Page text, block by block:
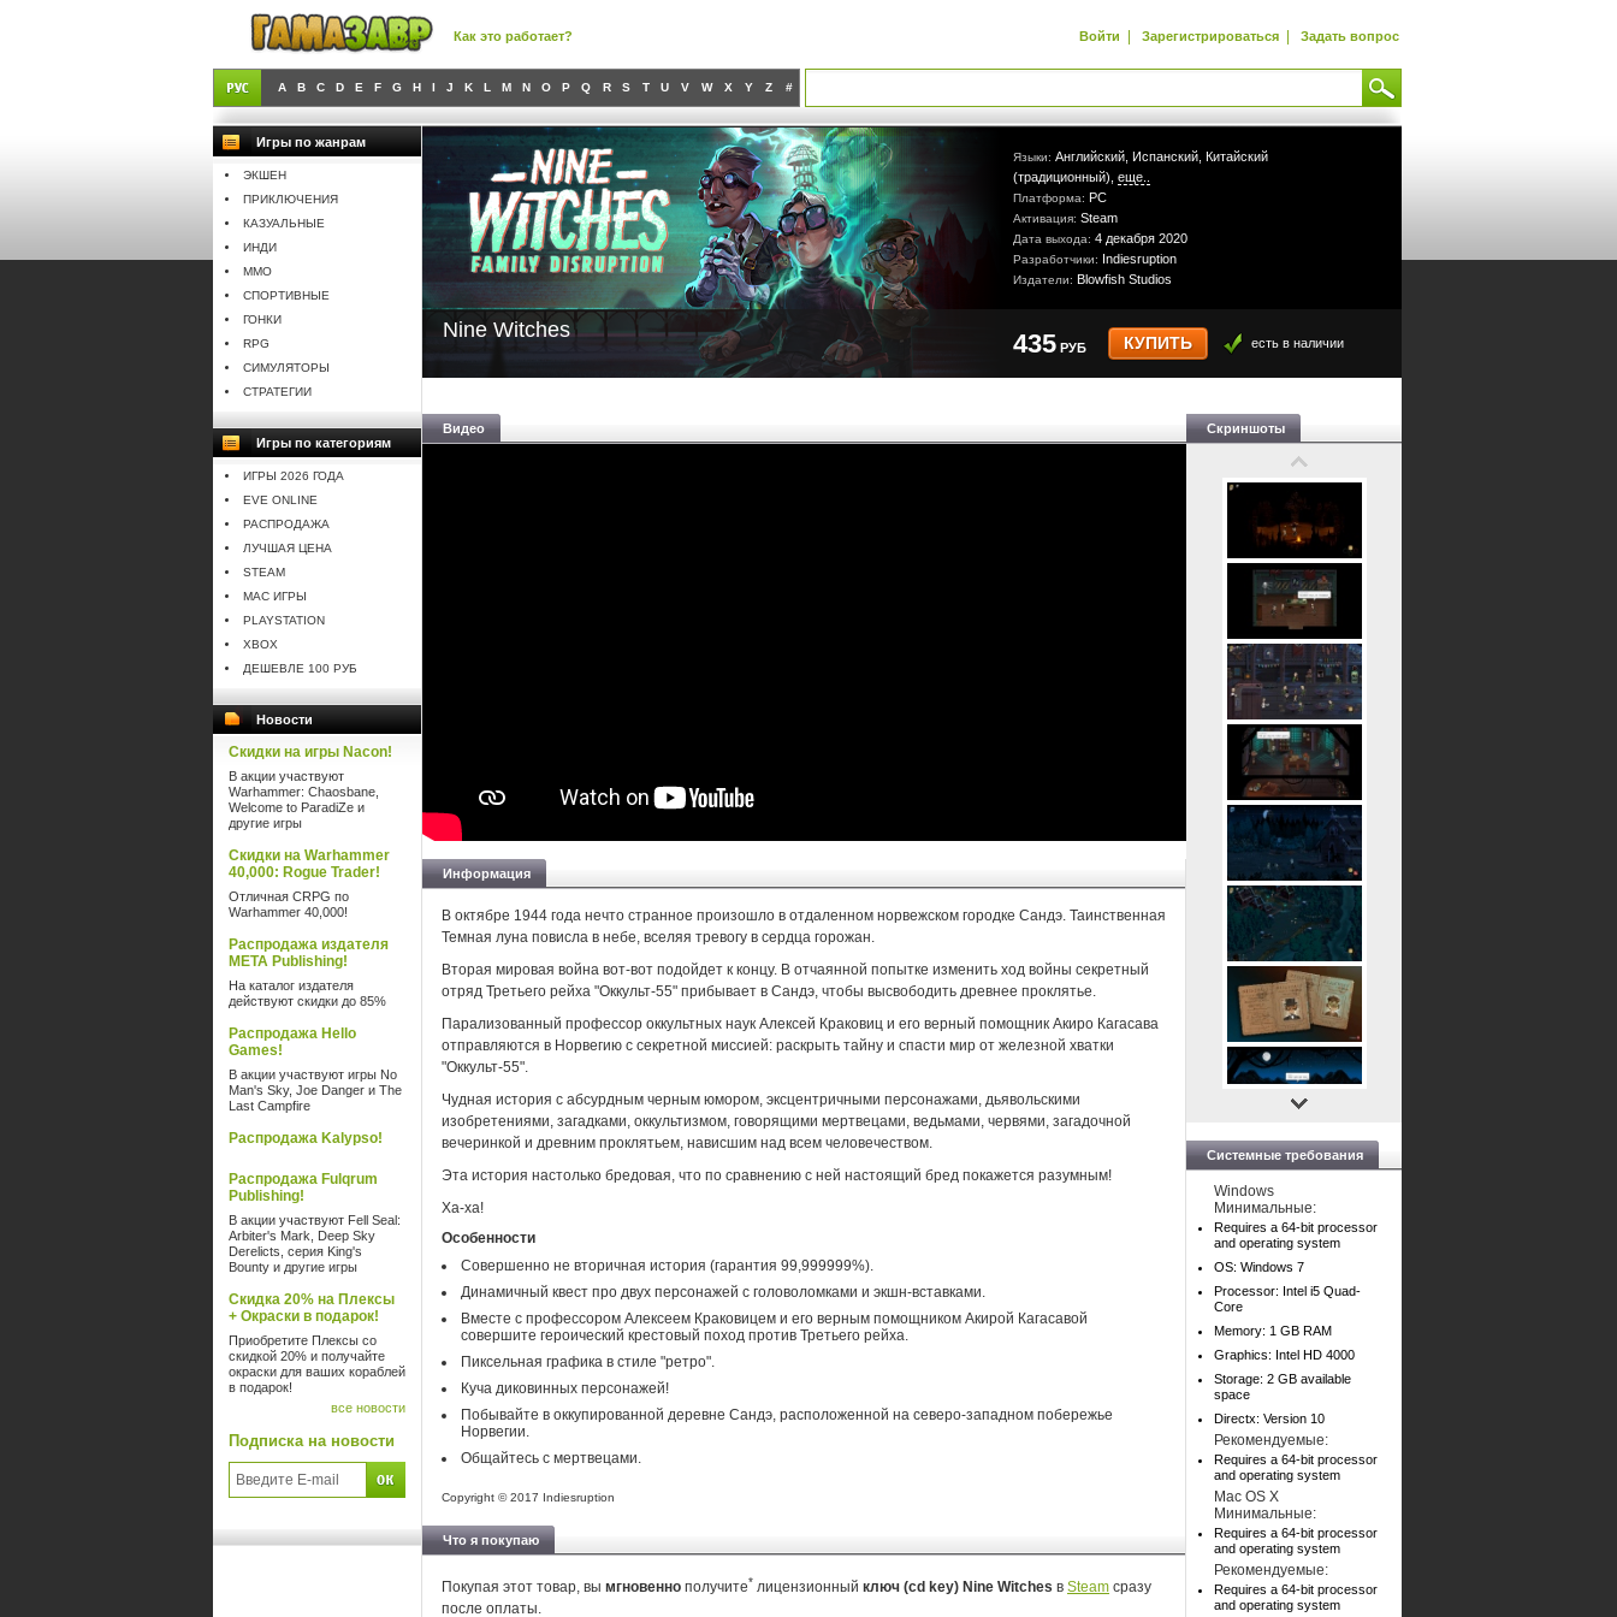
Как это работает? Войти | Зарегистрироваться | Задать вопрос
A B C D E F G H I J K L M N O P Q R S T U V W X Y Z #
Игры по жанрам
ЭКШЕН
ПРИКЛЮЧЕНИЯ
КАЗУАЛЬНЫЕ
ИНДИ
MMO
СПОРТИВНЫЕ
ГОНКИ
RPG
СИМУЛЯТОРЫ
СТРАТЕГИИ
Игры по категориям
ИГРЫ 2026 ГОДА
EVE ONLINE
РАСПРОДАЖА
ЛУЧШАЯ ЦЕНА
STEAM
MAC ИГРЫ
PLAYSTATION
XBOX
ДЕШЕВЛЕ 100 РУБ
Новости
Скидки на игры Nacon!
В акции участвуют
Warhammer: Chaosbane,
Welcome to ParadiZe и
другие игры
Скидки на Warhammer
40,000: Rogue Trader!
Отличная CRPG по
Warhammer 40,000!
Распродажа издателя
META Publishing!
На каталог издателя
действуют скидки до 85%
Распродажа Hello
Games!
В акции участвуют игры No
Man's Sky, Joe Danger и The
Last Campfire
Распродажа Kalypso!
Распродажа Fulqrum
Publishing!
В акции участвуют Fell Seal:
Arbiter's Mark, Deep Sky
Derelicts, серия King's
Bounty и другие игры
Скидка 20% на Плексы
+ Окраски в подарок!
Приобретите Плексы со
скидкой 20% и получайте
окраски для ваших кораблей
в подарок!
все новости
Подписка на новости
Языки: Английский, Испанский, Китайский
(традиционный), еще..
Платформа: PC
Активация: Steam
Дата выхода: 4 декабря 2020
Разработчики: Indiesruption
Издатели: Blowfish Studios
Nine Witches 435 РУБ КУПИТЬ есть в наличии
Видео
Информация
В октябре 1944 года нечто странное произошло в отдаленном норвежском городке Сандэ. Таинственная
Темная луна повисла в небе, вселяя тревогу в сердца горожан.
Вторая мировая война вот-вот подойдет к концу. В отчаянной попытке изменить ход войны секретный
отряд Третьего рейха "Оккульт-55" прибывает в Сандэ, чтобы высвободить древнее проклятье.
Парализованный профессор оккультных наук Алексей Краковиц и его верный помощник Акиро Кагасава
отправляются в Норвегию с секретной миссией: раскрыть тайну и спасти мир от железной хватки
"Оккульт-55".
Чудная история с абсурдным черным юмором, эксцентричными персонажами, дьявольскими
изобретениями, загадками, оккультизмом, говорящими мертвецами, ведьмами, червями, загадочной
вечеринкой и древним проклятьем, нависшим над всем человечеством.
Эта история настолько бредовая, что по сравнению с ней настоящий бред покажется разумным!
Ха-ха!
Особенности
Совершенно не вторичная история (гарантия 99,999999%).
Динамичный квест про двух персонажей с головоломками и экшн-вставками.
Вместе с профессором Алексеем Краковицем и его верным помощником Акирой Кагасавой
совершите героический крестовый поход против Третьего рейха.
Пиксельная графика в стиле "ретро".
Куча диковинных персонажей!
Побывайте в оккупированной деревне Сандэ, расположенной на северо-западном побережье
Норвегии.
Общайтесь с мертвецами.
Copyright © 2017 Indiesruption
Что я покупаю
Покупая этот товар, вы мгновенно получите* лицензионный ключ (cd key) Nine Witches в Steam сразу
после оплаты.
Скриншоты
Системные требования
Windows
Минимальные:
Requires a 64-bit processor
and operating system
OS: Windows 7
Processor: Intel i5 Quad-
Core
Memory: 1 GB RAM
Graphics: Intel HD 4000
Storage: 2 GB available
space
Directx: Version 10
Рекомендуемые:
Requires a 64-bit processor
and operating system
Mac OS X
Минимальные:
Requires a 64-bit processor
and operating system
Рекомендуемые:
Requires a 64-bit processor
and operating system